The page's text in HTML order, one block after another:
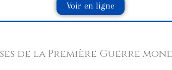
Voir en ligne
de la Première Guerre